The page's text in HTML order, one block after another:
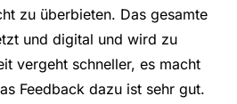
zu überbieten. Das gesamte
und digital und wird zu
vergeht schneller, es macht
Feedback dazu ist sehr gut.